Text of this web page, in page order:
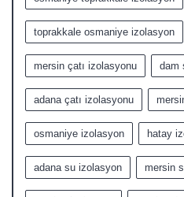
toprakkale osmaniye izolasyon
mersin çatı izolasyonu dam
adana çatı izolasyonu
osmaniye izolasyon hatay
adana su izolasyon mersin